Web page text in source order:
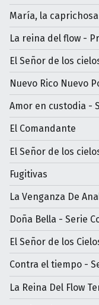
María, la caprichosa
La reina del flow -
El Señor de los
Nuevo Rico Nuevo
Amor en custodia -
El Comandante
El Señor de los
Fugitivas
La Venganza De
Doña Bella - Serie
El Señor de los
Contra el tiempo -
La Reina Del Flow